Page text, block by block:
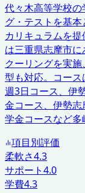
代々木高等学校
グ・テストを基
カリキュラムを
は三重県志摩市
クーリングを実
型も対応。コース
週3日コース、伊
金コース、伊勢
学金コースなど多
項目別評価
柔軟さ4.3
サポート4.0
学費4.3